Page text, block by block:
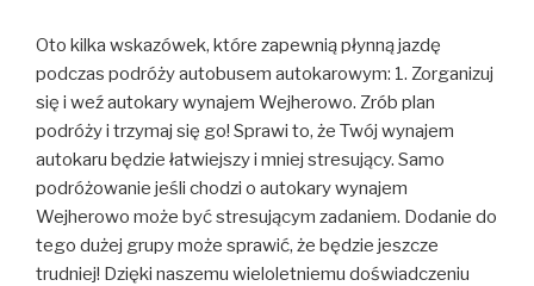
Oto kilka wskazówek, które zapewnią płynną jazdę
podczas podróży autobusem autokarowym: 1. Zorganizuj
się i weź autokary wynajem Wejherowo. Zrób plan
podróży i trzymaj się go! Sprawi to, że Twój wynajem
autokaru będzie łatwiejszy i mniej stresujący. Samo
podróżowanie jeśli chodzi o autokary wynajem
Wejherowo może być stresującym zadaniem. Dodanie do
tego dużej grupy może sprawić, że będzie jeszcze
trudniej! Dzięki naszemu wieloletniemu doświadczeniu